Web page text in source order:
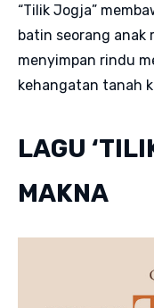
“Tilik Jogja”
batin seorang anak
menyimpan rindu
kehangatan tanah
LAGU
MAKNA